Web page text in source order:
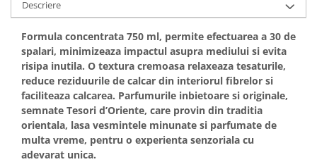
Descriere
Formula concentrata 750 ml, permite efectuarea a 30 de
spalari, minimizeaza impactul asupra mediului si evita
risipa inutila. O textura cremoasa relaxeaza tesaturile,
reduce reziduurile de calcar din interiorul fibrelor si
faciliteaza calcarea. Parfumurile inbietoare si originale,
semnate Tesori d’Oriente, care provin din traditia
orientala, lasa vesmintele minunate si parfumate de
multa vreme, pentru o experienta senzoriala cu
adevarat unica.